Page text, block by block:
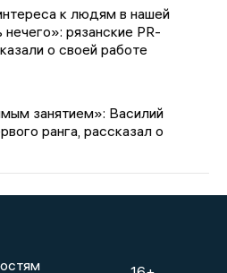
к людям в нашей
рязанские PR-
о своей работе
занятием»: Василий
ранга, рассказал о